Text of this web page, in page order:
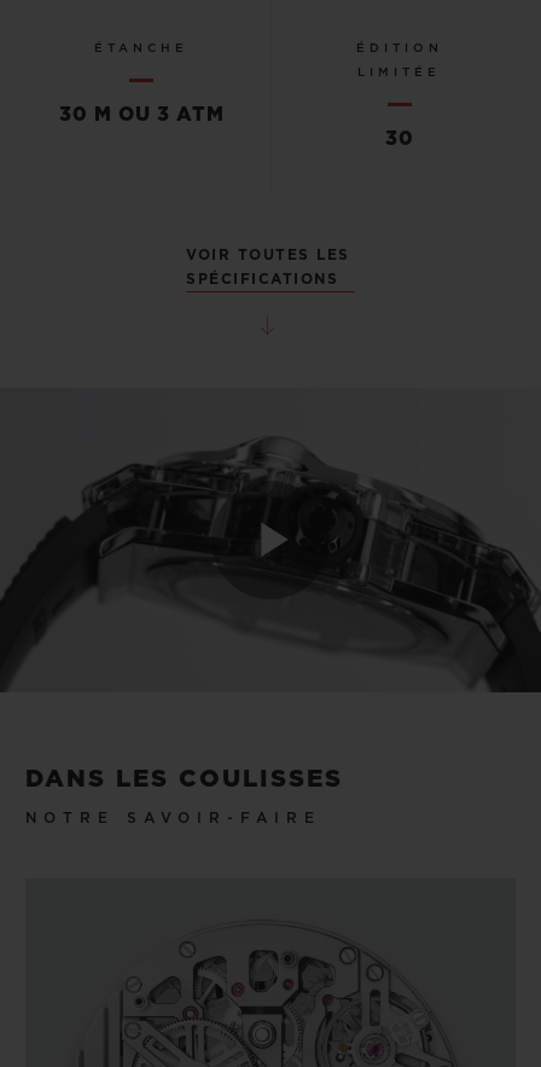
ÉTANCHE
30 M OU 3 ATM
ÉDITION
LIMITÉE
30
VOIR TOUTES LES
SPÉCIFICATIONS
Play
DANS LES COULISSES
NOTRE SAVOIR-FAIRE